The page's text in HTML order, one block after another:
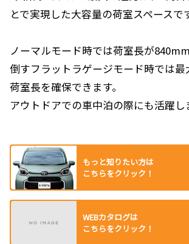
とで実現した大容量の荷室スペースで
ノーマルモード時では荷室長が
倒すフラットラゲージモード時では
荷室長を確保できます。
アウトドアでの車中泊の際にも活躍し
もっと知りたい方は
こちらをクリック！
WEBカタログは
こちらをクリック！